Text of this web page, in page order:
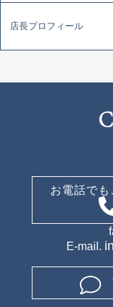
店長プロフィール
お電話で
E-mail.